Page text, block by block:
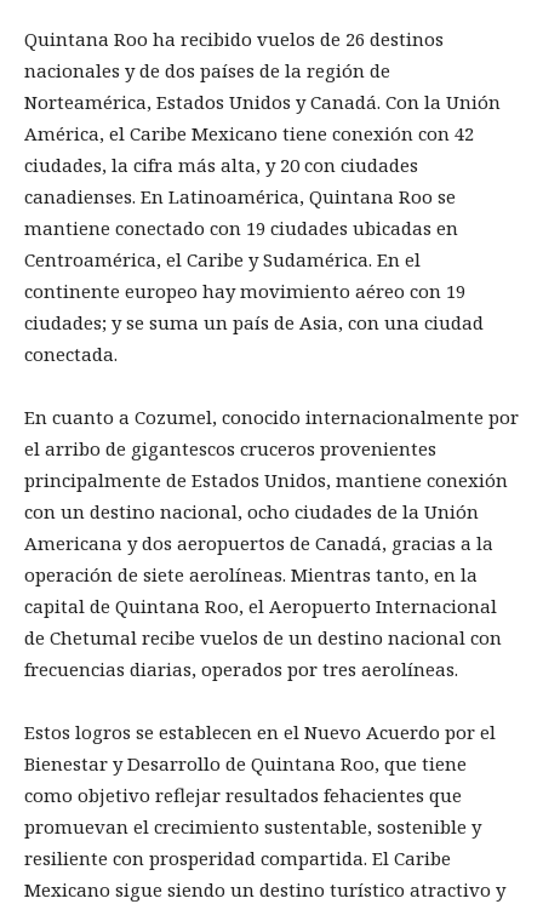
Quintana Roo ha recibido vuelos de 26 destinos
nacionales y de dos países de la región de
Norteamérica, Estados Unidos y Canadá. Con la Unión
América, el Caribe Mexicano tiene conexión con 42
ciudades, la cifra más alta, y 20 con ciudades
canadienses. En Latinoamérica, Quintana Roo se
mantiene conectado con 19 ciudades ubicadas en
Centroamérica, el Caribe y Sudamérica. En el
continente europeo hay movimiento aéreo con 19
ciudades; y se suma un país de Asia, con una ciudad
conectada.
En cuanto a Cozumel, conocido internacionalmente por
el arribo de gigantescos cruceros provenientes
principalmente de Estados Unidos, mantiene conexión
con un destino nacional, ocho ciudades de la Unión
Americana y dos aeropuertos de Canadá, gracias a la
operación de siete aerolíneas. Mientras tanto, en la
capital de Quintana Roo, el Aeropuerto Internacional
de Chetumal recibe vuelos de un destino nacional con
frecuencias diarias, operados por tres aerolíneas.
Estos logros se establecen en el Nuevo Acuerdo por el
Bienestar y Desarrollo de Quintana Roo, que tiene
como objetivo reflejar resultados fehacientes que
promuevan el crecimiento sustentable, sostenible y
resiliente con prosperidad compartida. El Caribe
Mexicano sigue siendo un destino turístico atractivo y